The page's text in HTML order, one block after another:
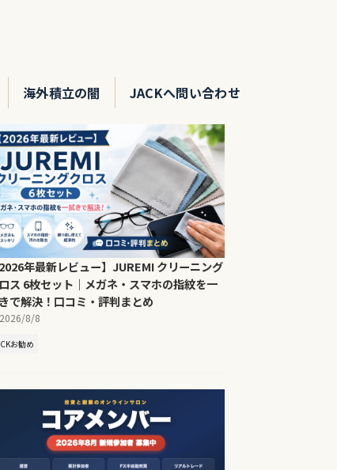
海外積立の闇 JACKへ問い合わせ
2026年最新レビュー】JUREMI クリーニング
ス 6枚セット｜メガネ・スマホの指紋を一
で解決！口コミ・評判まとめ
2026/8/8
お勧め